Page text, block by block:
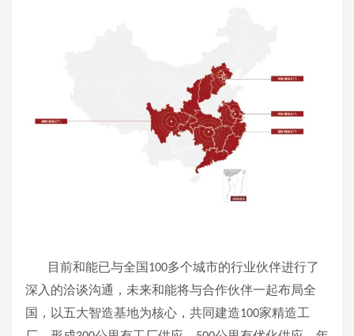
目前和能已与全国 100多个城市的行业伙伴进行了
深入的洽谈沟通，未来和能将与合作伙伴一起布局全
国，以五大智造基地为核心，共同建造100家精造工